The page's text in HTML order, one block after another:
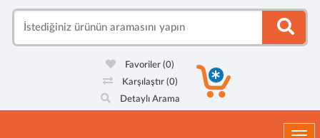
Favoriler(0)
Karşılaştır (0)
Detaylı Arama